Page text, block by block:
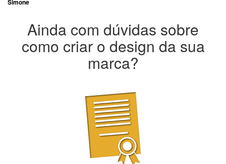
Simone
Ainda com dúvidas sobre
como criar o design da sua
marca?